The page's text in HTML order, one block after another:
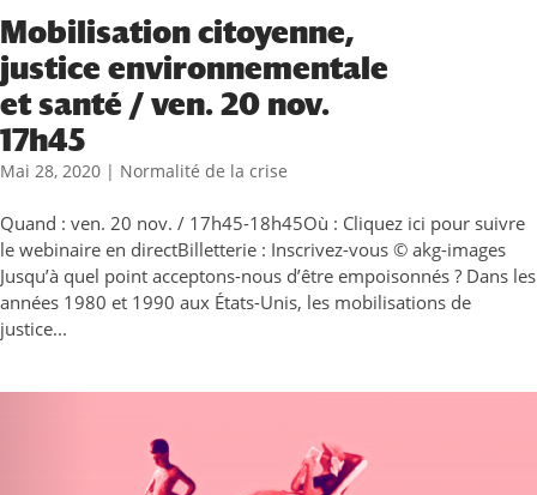
Mobilisation citoyenne,
justice environnementale
et santé / ven. 20 nov.
17h45
Mai 28, 2020 | Normalité de la crise
Quand : ven. 20 nov. / 17h45-18h45Où : Cliquez ici pour suivre
le webinaire en directBilletterie : Inscrivez-vous © akg-images
Jusqu’à quel point acceptons-nous d’être empoisonnés ? Dans les
années 1980 et 1990 aux États-Unis, les mobilisations de
justice...